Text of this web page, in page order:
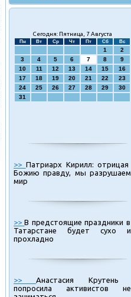
Сегодня: Пятница, 7 Августа
Пн Вт Ср Чт Пт Сб Вс
1
2
3
4 5 6 7 8
9
10
11 12 13 14 15
16
17
18 19 20 21 22
23
24
25 26 27 28 29
30
31
>> Патриарх Кирилл: отрицая
Божию правду, мы разрушаем
мир
>>В предстоящие праздники в
Татарстане будет сухо и
прохладно
>>Анастасия Крутень
попросила активистов не